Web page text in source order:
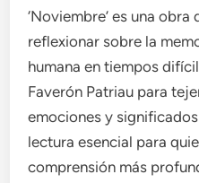
‘Noviembre’ es una
reflexionar sobre la
humana en tiempos
Faverón Patriau para
emociones y
lectura esencial para
comprensión más